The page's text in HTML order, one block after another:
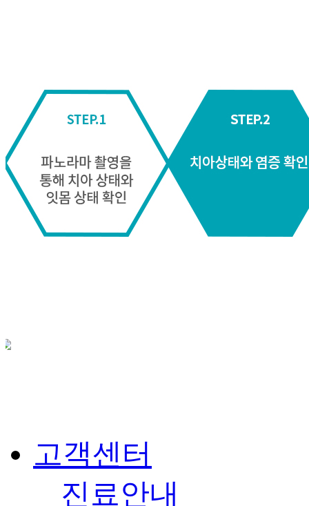
고객센터
진료안내